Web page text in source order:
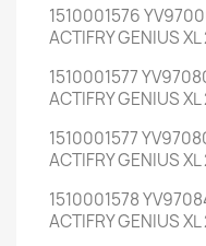
1510001576
ACTIFRY GENIUS XL
1510001577
ACTIFRY GENIUS XL
1510001577
ACTIFRY GENIUS XL
1510001578
ACTIFRY GENIUS XL